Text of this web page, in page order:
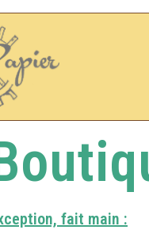
fait main :